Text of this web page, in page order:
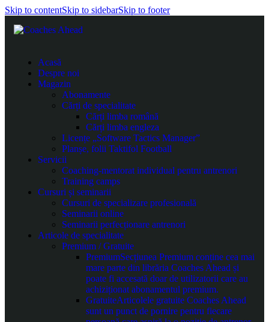
Skip to contentSkip to sidebarSkip to footer
Acasă
Despre noi
Magazin
Abonamente
Cărți de specialitate
Cărți limba română
Cărți limba engleza
Licențe „Software Tactics Manager”
Planșe, folii Taktifol Football
Servicii
Coaching-mentorat individual pentru antrenori
Training camps
Cursuri și seminarii
Cursuri de specializare profesională
Seminarii online
Seminarii perfecționare antrenori
Articole de specialitate
Premium / Gratuite
PremiumSecțiunea Premium conține cea mai
mare parte din librăria Coaches Ahead și
poate fi accesată doar de utilizatorii care au
achiziționat abonamentul premium.
GratuiteArticolele gratuite Coaches Ahead
sunt un punct de pornire pentru fiecare